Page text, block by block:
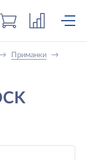
+7 (919) 698-56-
→ Приманки
→